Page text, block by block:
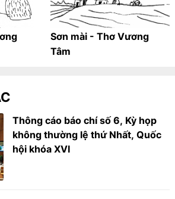
Sơn mài - Thơ Vương
Tâm
Thông cáo báo chí số 6, Kỳ họp
không thường lệ thứ Nhất, Quốc
hội khóa XVI